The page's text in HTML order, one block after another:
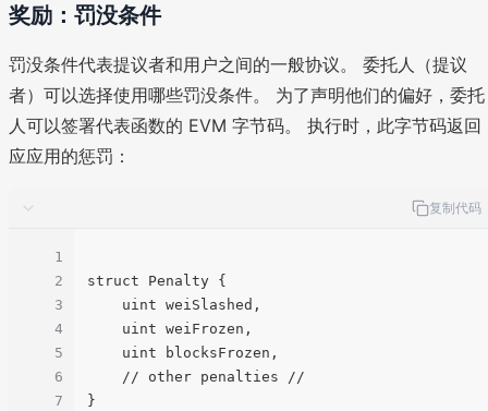
奖励：罚没条件
罚没条件代表提议者和用户之间的一般协议。 委托人（提议
者）可以选择使用哪些罚没条件。 为了声明他们的偏好，委托
人可以签署代表函数的 EVM 字节码。 执行时，此字节码返回
应应用的惩罚：
复制代码
1
2
3
4
5
6
7
struct Penalty {
}